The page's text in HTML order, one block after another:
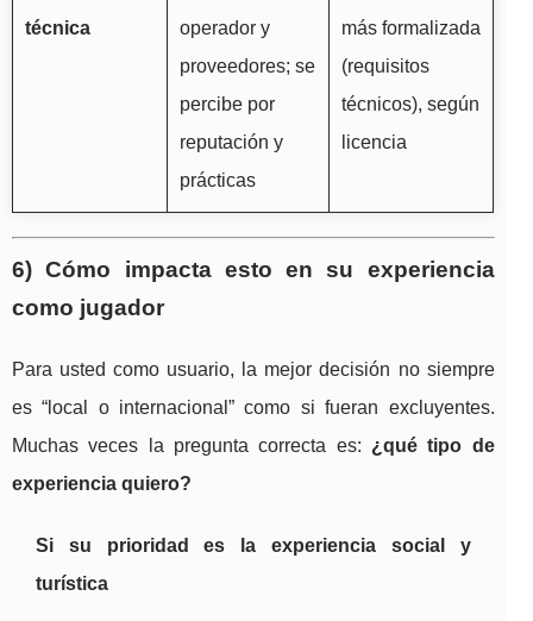
técnica
operador y
proveedores; se
percibe por
reputación y
prácticas
más formalizada
(requisitos
técnicos), según
licencia
6) Cómo impacta esto en su experiencia
como jugador
Para usted como usuario, la mejor decisión no siempre
es “local o internacional” como si fueran excluyentes.
Muchas veces la pregunta correcta es: ¿qué tipo de
experiencia quiero?
Si su prioridad es la experiencia social y
turística